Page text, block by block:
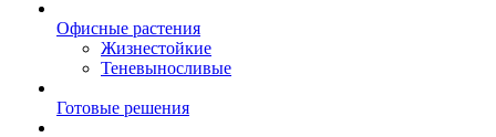
Офисные растения
Жизнестойкие
Теневыносливые
Готовые решения